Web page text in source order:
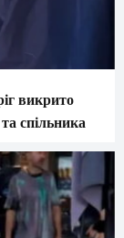
викрито
спільника